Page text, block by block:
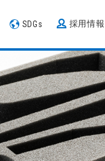
SDGs 採用情報